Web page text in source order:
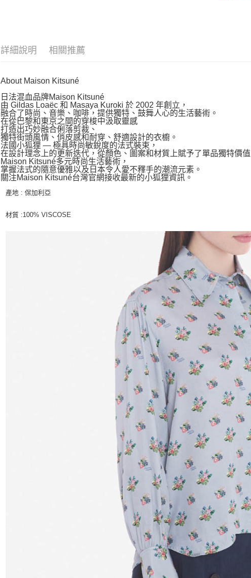
詳細說明 相關推薦
About Maison Kitsuné
日法混血品牌Maison Kitsuné
由 Gildas Loaëc 和 Masaya Kuroki 於 2002 年創立，
融合了時尚、音樂、咖啡，提供獨特、鼓舞人心的生活藝術。
在從巴黎和東京之間的穿梭中汲取靈感
打造出巧妙融合俐落剪裁、
獨特街頭風情、俏皮感和耐穿、舒適設計的衣櫥。
法國小狐狸 — 極具時尚敏銳度的法式裝束，
在設計理念上的更新迭代，從顏色、圖案和材質上賦予了單品獨特價
Maison Kitsuné多元時尚生活藝術，
掌握法式的隨意優雅以及日本令人愛不釋手的潮流元素。
關注Maison Kitsuné台灣官網接收最新的小狐狸資訊。
產地 : 保加利亞
材質 :100% VISCOSE